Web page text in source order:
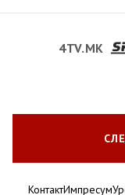
4TV.MK
КонтактИмпресум